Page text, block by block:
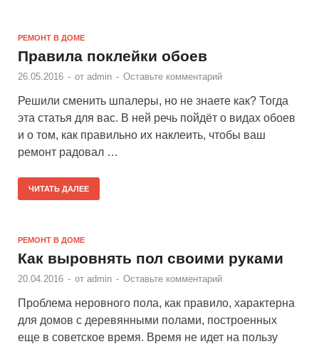
РЕМОНТ В ДОМЕ
Правила поклейки обоев
26.05.2016 - от admin - Оставьте комментарий
Решили сменить шпалеры, но не знаете как? Тогда
эта статья для вас. В ней речь пойдёт о видах обоев
и о том, как правильно их наклеить, чтобы ваш
ремонт радовал …
ЧИТАТЬ ДАЛЕЕ
РЕМОНТ В ДОМЕ
Как выровнять пол своими руками
20.04.2016 - от admin - Оставьте комментарий
Проблема неровного пола, как правило, характерна
для домов с деревянными полами, построенных
еще в советское время. Время не идет на пользу